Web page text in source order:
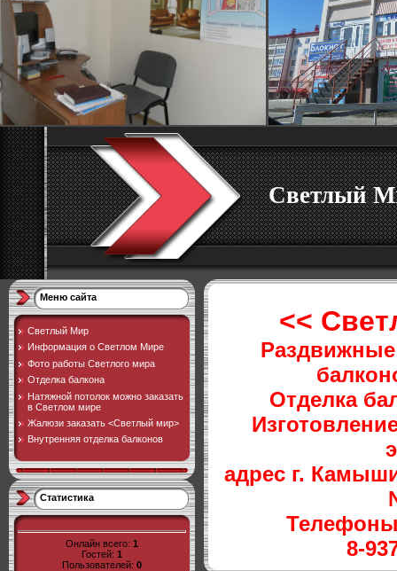
Светлый
Меню сайта
Светлый Мир
Информация о Светлом Мире
Фото работы Светлого мира
Отделка балкона
Натяжной потолок можно заказать
в Светлом мире
Жалюзи заказать <Светлый мир>
Внутренняя отделка балконов
Статистика
Онлайн всего: 1
Гостей: 1
Пользователей: 0
<<
Раздвижные
Отделка
адрес г.
8-